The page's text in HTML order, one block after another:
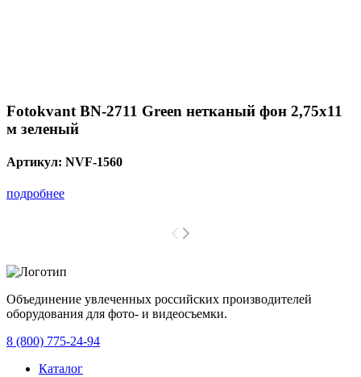
Fotokvant BN-2711 Green нетканый фон 2,75х11
м зеленый
Артикул: NVF-1560
подробнее
Объединение увлеченных российских производителей
оборудования для фото- и видеосъемки.
8 (800) 775-24-94
Каталог